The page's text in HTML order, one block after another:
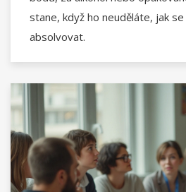
stane, když ho neuděláte, jak
absolvovat.